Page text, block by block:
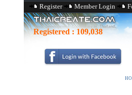
Register Member Login
Registered : 109,038